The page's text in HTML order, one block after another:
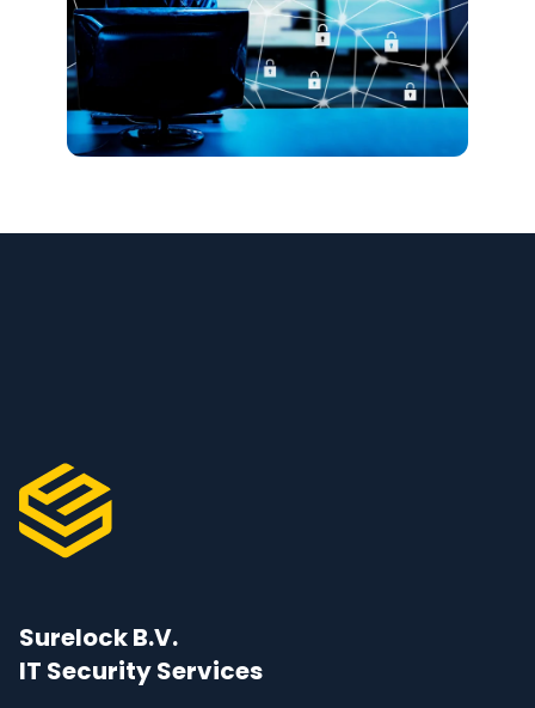
Surelock B.V.
IT Security Services